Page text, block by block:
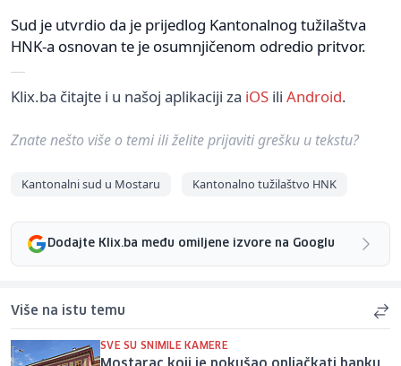
Sud je utvrdio da je prijedlog Kantonalnog tužilaštva
HNK-a osnovan te je osumnjičenom odredio pritvor.
Klix.ba čitajte i u našoj aplikaciji za iOS ili Android.
Znate nešto više o temi ili želite prijaviti grešku u tekstu?
Kantonalni sud u Mostaru Kantonalno tužilaštvo HNK
Dodajte Klix.ba među omiljene izvore na Googlu
Više na istu temu
SVE SU SNIMILE KAMERE